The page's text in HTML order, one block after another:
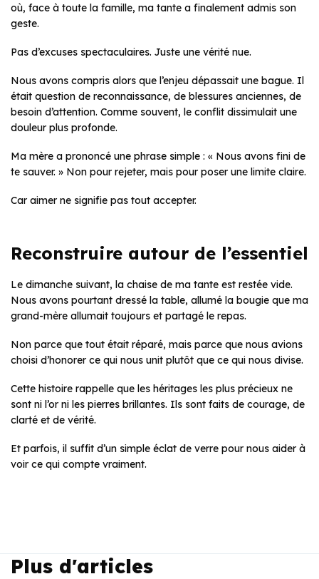
où, face à toute la famille, ma tante a finalement admis son
geste.
Pas d’excuses spectaculaires. Juste une vérité nue.
Nous avons compris alors que l’enjeu dépassait une bague. Il
était question de reconnaissance, de blessures anciennes, de
besoin d’attention. Comme souvent, le conflit dissimulait une
douleur plus profonde.
Ma mère a prononcé une phrase simple : « Nous avons fini de
te sauver. » Non pour rejeter, mais pour poser une limite claire.
Car aimer ne signifie pas tout accepter.
Reconstruire autour de l’essentiel
Le dimanche suivant, la chaise de ma tante est restée vide.
Nous avons pourtant dressé la table, allumé la bougie que ma
grand-mère allumait toujours et partagé le repas.
Non parce que tout était réparé, mais parce que nous avions
choisi d’honorer ce qui nous unit plutôt que ce qui nous divise.
Cette histoire rappelle que les héritages les plus précieux ne
sont ni l’or ni les pierres brillantes. Ils sont faits de courage, de
clarté et de vérité.
Et parfois, il suffit d’un simple éclat de verre pour nous aider à
voir ce qui compte vraiment.
Plus d'articles